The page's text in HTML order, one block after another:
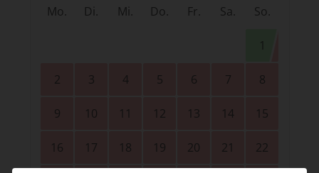
Mo. Di. Mi. Do. Fr. Sa. So.
1
2 3 4 5 6 7 8
9 10 11 12 13 14 15
16 17 18 19 20 21 22